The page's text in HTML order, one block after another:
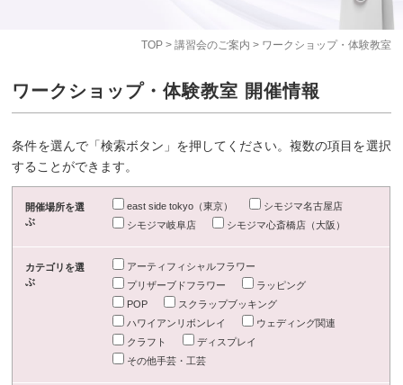
TOP> 講習会のご案内 > ワークショップ・体験教室
ワークショップ・体験教室 開催情報
条件を選んで「検索ボタン」を押してください。複数の項目を選択
することができます。
開催場所を選
ぶ
east side tokyo（東京）
シモジマ名古屋店
シモジマ岐阜店
シモジマ心斎橋店（大阪）
カテゴリを選
ぶ
アーティフィシャルフラワー
プリザーブドフラワー
ラッピング
POP
スクラップブッキング
ハワイアンリボンレイ
ウェディング関連
クラフト
ディスプレイ
その他手芸・工芸